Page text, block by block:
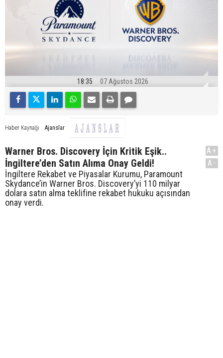
18:35 07 Ağustos 2026
Haber Kaynağı Ajanslar
Warner Bros. Discovery İçin Kritik Eşik..
İngiltere’den Satın Alıma Onay Geldi!
İngiltere Rekabet ve Piyasalar Kurumu, Paramount
Skydance’in Warner Bros. Discovery’yi 110 milyar
dolara satın alma teklifine rekabet hukuku açısından
onay verdi.
A+
A-